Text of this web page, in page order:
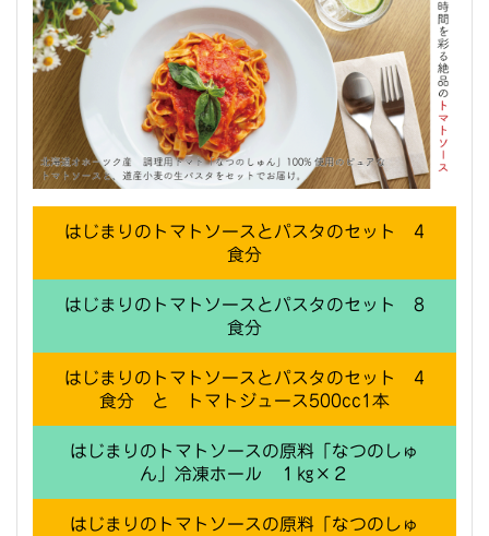
はじまりのトマトソースとパスタのセット 4
食分
はじまりのトマトソースとパスタのセット 8
食分
はじまりのトマトソースとパスタのセット 4
食分 と トマトジュース500cc1本
はじまりのトマトソースの原料「なつのしゅ
ん」冷凍ホール １㎏×２
はじまりのトマトソースの原料「なつのしゅ